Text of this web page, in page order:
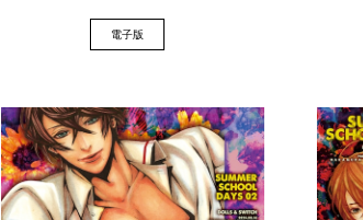
電子版